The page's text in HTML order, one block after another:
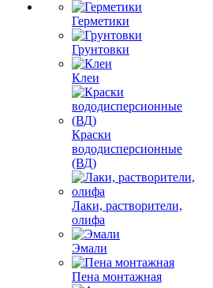
Герметики
Грунтовки
Клеи
Краски
вододисперсионные
(ВД)
Лаки, растворители,
олифа
Эмали
Пена монтажная